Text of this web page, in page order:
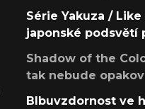
Série Yakuza /
japonské podsvětí
Shadow of the
tak nebude
Blbuvzdornost ve